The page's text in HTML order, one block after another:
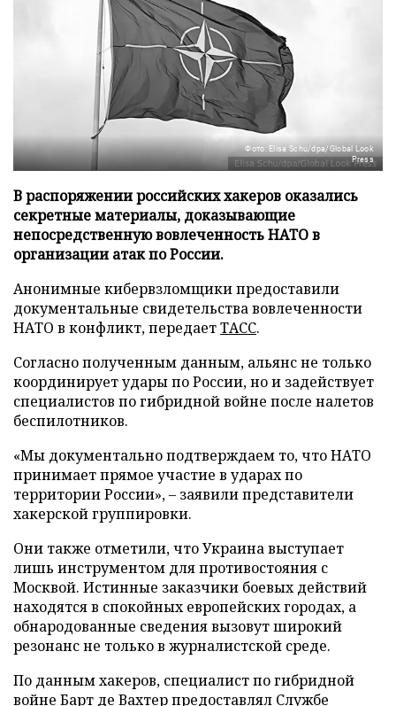
Фото: Elisa Schu/dpa/Global Look
Press
В распоряжении российских хакеров оказались
секретные материалы, доказывающие
непосредственную вовлеченность НАТО в
организации атак по России.
Анонимные кибервзломщики предоставили
документальные свидетельства вовлеченности
НАТО в конфликт, передаетТАСС.
Согласно полученным данным, альянс не только
координирует удары по России, но и задействует
специалистов по гибридной войне после налетов
беспилотников.
«Мы документально подтверждаем то, что НАТО
принимает прямое участие в ударах по
территории России», – заявили представители
хакерской группировки.
Они также отметили, что Украина выступает
лишь инструментом для противостояния с
Москвой. Истинные заказчики боевых действий
находятся в спокойных европейских городах, а
обнародованные сведения вызовут широкий
резонанс не только в журналистской среде.
По данным хакеров, специалист по гибридной
войне Барт де Вахтер предоставлял Службе